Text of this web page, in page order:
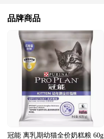
品牌商品
冠能 离乳期幼猫全价奶糕粮 60g